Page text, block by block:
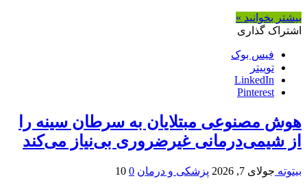
بیشتر بخوانید »
اشتراک گذاری
فیس بوک
توییتر
LinkedIn
Pinterest
هوش مصنوعی مبتلایان به سرطان سینه را
از شیمی‌درمانی غیرضروری بی‌نیاز می‌کند
بیتوته جولای 7, 2026 پزشکی و درمان 0
10